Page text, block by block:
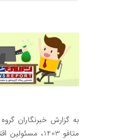
به گزارش خبرنگاران
متافو 1403،